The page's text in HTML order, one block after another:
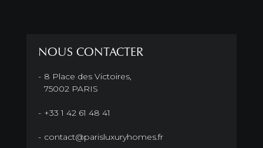
NOUS CONTACTER
8 Place des Victoires,
75002 PARIS
+33 1 42 61 48 41
contact@parisluxuryhomes.fr